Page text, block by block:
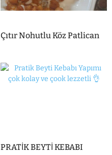
Çıtır Nohutlu Köz Patlican
PRATİK BEYTİ KEBABI